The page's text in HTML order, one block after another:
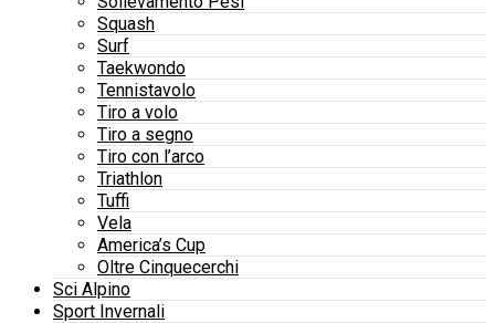
Squash
Surf
Taekwondo
Tennistavolo
Tiro a volo
Tiro a segno
Tiro con l’arco
Triathlon
Tuffi
Vela
America’s Cup
Oltre Cinquecerchi
Sci Alpino
Sport Invernali